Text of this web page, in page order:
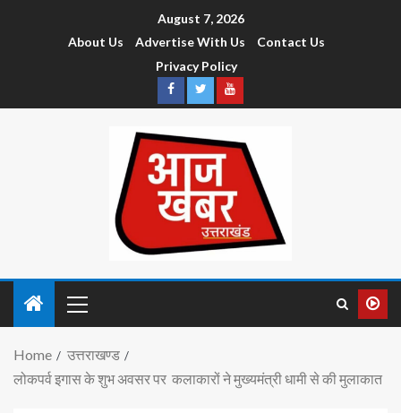
August 7, 2026
About Us
Advertise With Us
Contact Us
Privacy Policy
Home
उत्तराखण्ड
लोकपर्व इगास के शुभ अवसर पर कलाकारों ने मुख्यमंत्री धामी से की मुलाकात